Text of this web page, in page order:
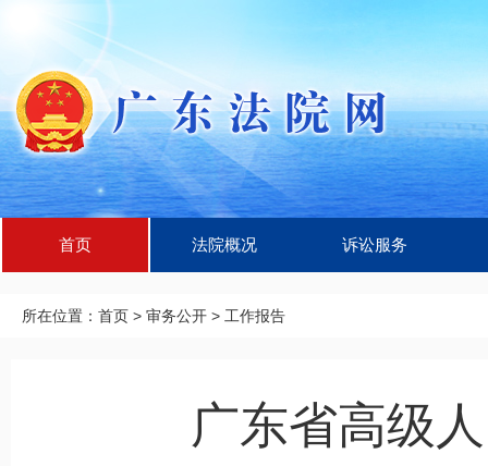
首页 法院概况 诉讼服务
所在位置： 首页 > 审务公开 > 工作报告
广东省高级